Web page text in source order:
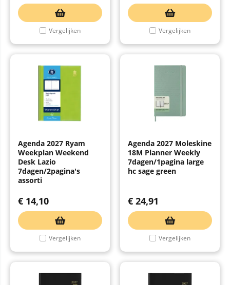
Vergelijken Vergelijken
Agenda 2027 Ryam
Weekplan Weekend
Desk Lazio
7dagen/2pagina's
assorti
€ 14,10
Vergelijken
Agenda 2027 Moleskine
18M Planner Weekly
7dagen/1pagina large
hc sage green
€ 24,91
Vergelijken